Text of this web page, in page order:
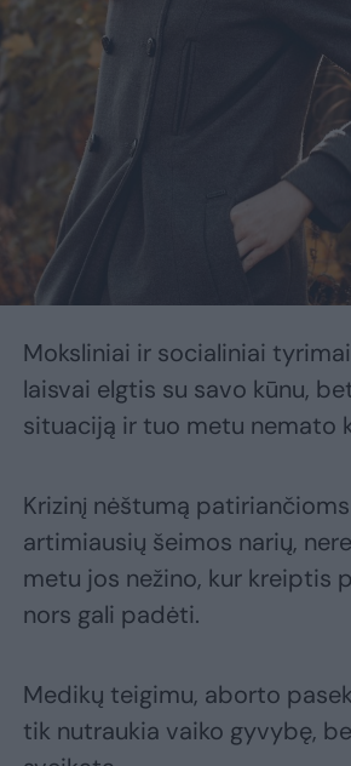
Moksliniai ir socialiniai
laisvai elgtis su savo kūnu,
situaciją ir tuo metu nemato
Krizinį nėštumą
artimiausių šeimos narių,
metu jos nežino, kur kreiptis
nors gali padėti.
Medikų teigimu, aborto
tik nutraukia vaiko gyvybę,